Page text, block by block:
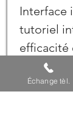
Interface
tutoriel
efficacité
immédiate.
Échange tèl.